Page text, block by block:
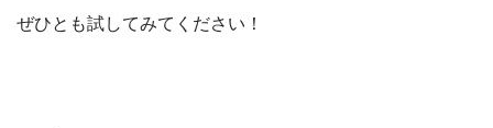
ぜひとも試してみてください！